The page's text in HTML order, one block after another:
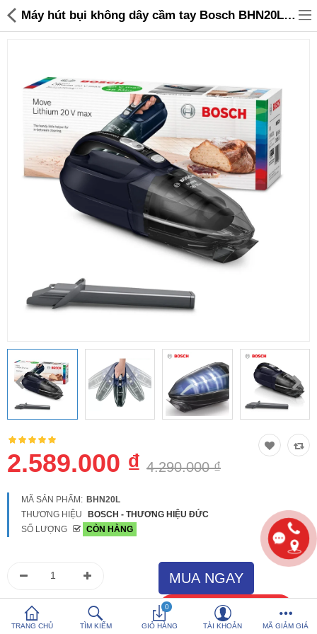
Đồ gia dụng & Nhà cửa
Điện gia dụng
Đồ tiện ích
Đồ chơi trẻ em
Tin tức
So sánh Yêu thích (0)
Hotline: 0816 505 655
Tải App SanHangRe nhận Quà
TRANG CHỦ TÌM KIẾM
0
GIỎ HÀNG TÀI KHOẢN MÃ GIẢM GIÁ
Máy hút bụi không dây cầm tay Bosch BHN20L 20V công suất 125W thời gian 45 phút hàng Đức - 2,589,000 | Sanhangre
2.589.000 ₫ 4.290.000 ₫
MÃ SẢN PHẨM: BHN20L
THƯƠNG HIỆU
BOSCH - THƯƠNG HIỆU ĐỨC
SỐ LƯỢNG
CÒN HÀNG